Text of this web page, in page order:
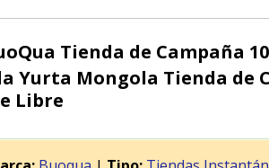
Tienda de Campaña
Yurta Mongola Tienda de
Libre